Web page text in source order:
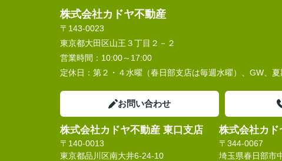
株式会社カドヤ不動産
〒143-0023
東京都大田区山王３丁目２－２
営業時間： 10:00～17:00
定休日： 第２・４水曜（春日部支店は毎週水曜）、GW、
お問い合わせ
株式会社カドヤ不動産 東口支店
〒140-0013
東京都品川区南大井6-24-10
株式会社カ
〒344-0067
埼玉県春日部市